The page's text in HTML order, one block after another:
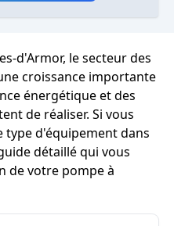
d'Armor, le secteur des
croissance importante
énergétique et des
de réaliser. Si vous
type d'équipement dans
détaillé qui vous
de votre pompe à